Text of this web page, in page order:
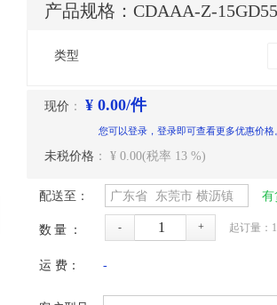
产品规格： CDAAA-Z-
类型
现价 ： ¥ 0.00/件
您可以登录，登录即可查看更多优惠价格
未税价格 ： ¥ 0.00(税率 13 %)
配送至： 广东省 东莞市 横沥镇 有
数量： - + 起订量： 1
运 费： -